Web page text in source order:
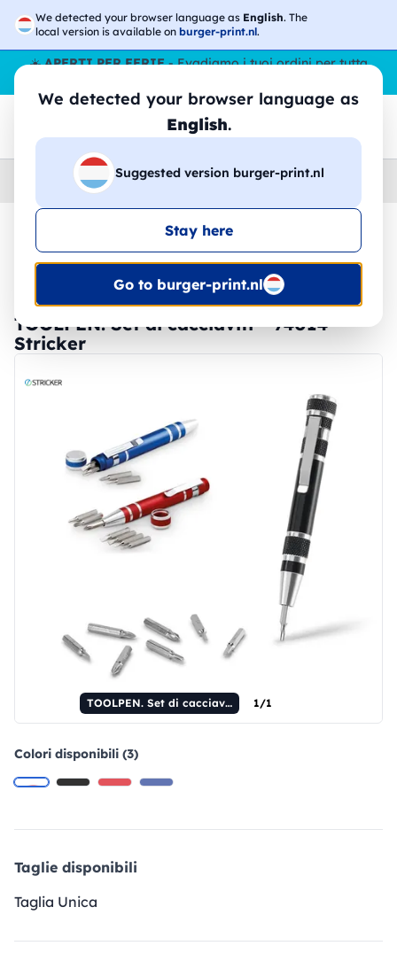
We detected your browser language as English. The
local version is available on burger-print.nl.
We detected your browser language as
English.
Suggested version burger-print.nl
Stay here
Go to burger-print.nl
☀️APERTI PER FERIE- Evadiamo i tuoi ordini per tutta
Accessori › Utensili
🔥 -30% Stampa DTF
TOOLPEN. Set di cacciaviti - 94014 -
Stricker
TOOLPEN. Set di cacciaviti 1/1
Colori disponibili (3)
Taglie disponibili
Taglia Unica